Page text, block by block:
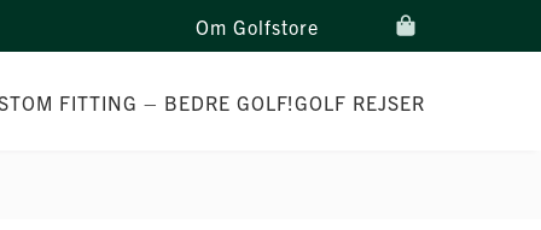
Om Golfstore
FITTING – BEDRE GOLF!GOLF REJSER